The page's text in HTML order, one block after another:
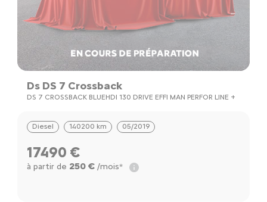
Ds DS 7 Crossback
DS 7 CROSSBACK BLUEHDI 130 DRIVE EFFI MAN PERFOR LINE +
Diesel 140200 km 05/2019
17490 €
à partir de 250 €/mois*